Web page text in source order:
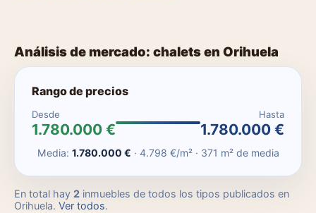
Análisis de mercado: chalets en Orihuela
Rango de precios
Desde
1.780.000 €
Hasta
1.780.000 €
Media: 1.780.000 € · 4.798 €/m² · 371 m² de media
En total hay 2 inmuebles de todos los tipos publicados en
Orihuela. Ver todos.